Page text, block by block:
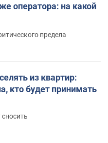
оператора: на какой
предела
из квартир:
кто будет принимать